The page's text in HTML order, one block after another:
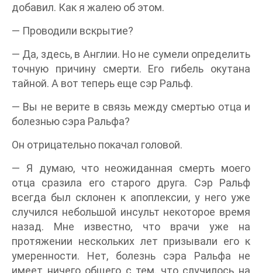
добавил. Как я жалею об этом.
— Проводили вскрытие?
— Да, здесь, в Англии. Но не сумели определить
точную причину смерти. Его гибель окутана
тайной. А вот теперь еще сэр Ральф.
— Вы не верите в связь между смертью отца и
болезнью сэра Ральфа?
Он отрицательно покачал головой.
— Я думаю, что неожиданная смерть моего
отца сразила его старого друга. Сэр Ральф
всегда был склонен к апоплексии, у него уже
случился небольшой инсульт некоторое время
назад. Мне известно, что врачи уже на
протяжении нескольких лет призывали его к
умеренности. Нет, болезнь сэра Ральфа не
имеет ничего общего с тем, что случилось на